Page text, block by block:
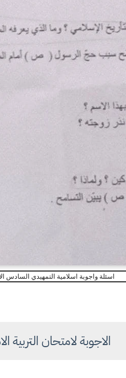
اسئلة واجوبة اسلامية التمهيدي السادس
الاجوبة لامتحان التربية